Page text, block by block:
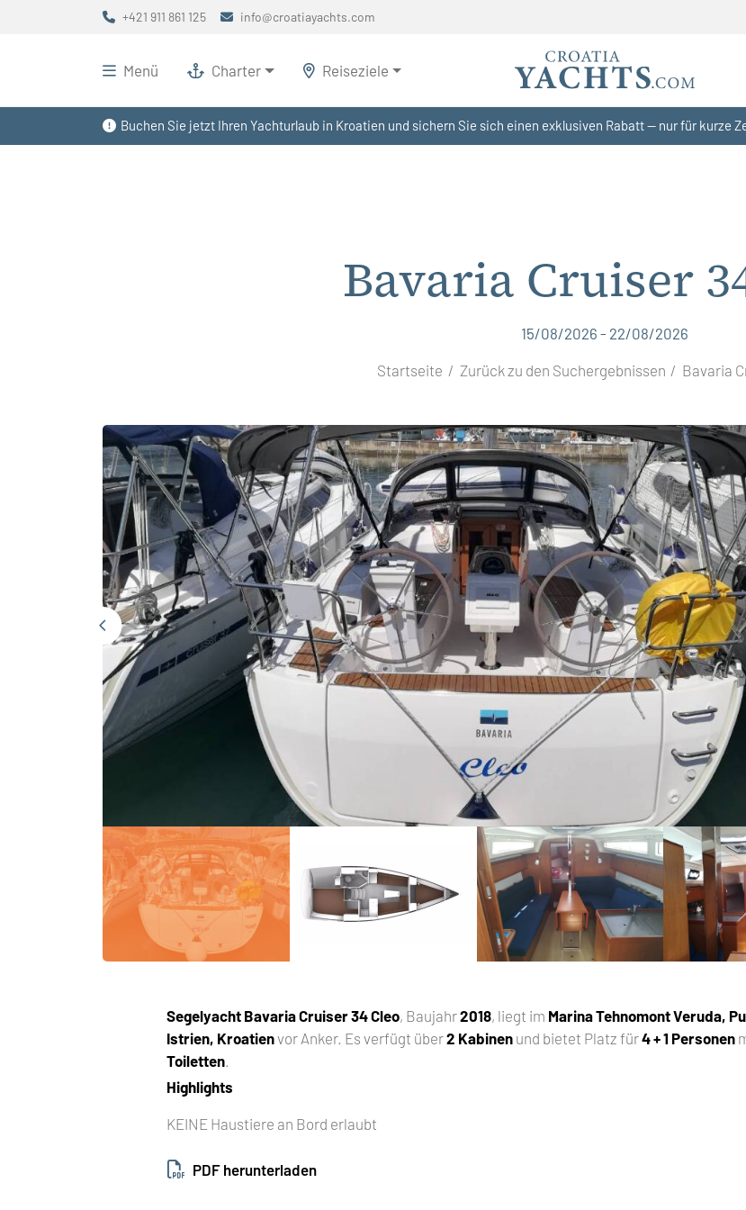
Buchen Sie jetzt Ihren Yachturlaub in Kroatien und sichern Sie sich einen exklusiven Rabatt — nur für kurze
+421 911 861 125 info@croatiayachts.com
Menü Charter Reiseziele
Bavaria Cruiser
15/08/2026 - 22/08/2026
Startseite Zurück zu den Suchergebnissen Bavaria
Segelyacht Bavaria Cruiser 34 Cleo, Baujahr2018, liegt im Marina Tehnomont Veruda,
Istrien, Kroatienvor Anker. Es verfügt über2 Kabinen und bietet Platz für4 + 1 Personen
Toiletten
Highlights
KEINE Haustiere an Bord erlaubt
PDF herunterladen